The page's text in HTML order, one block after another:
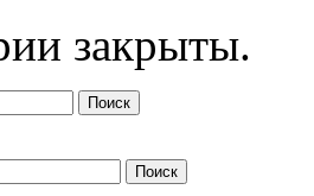
закрыты.